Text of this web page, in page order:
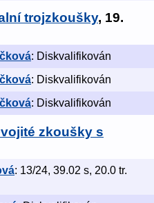
trojzkoušky, 19.
: Diskvalifikován
: Diskvalifikován
: Diskvalifikován
zkoušky s
: 13/24, 39.02 s, 20.0 tr.